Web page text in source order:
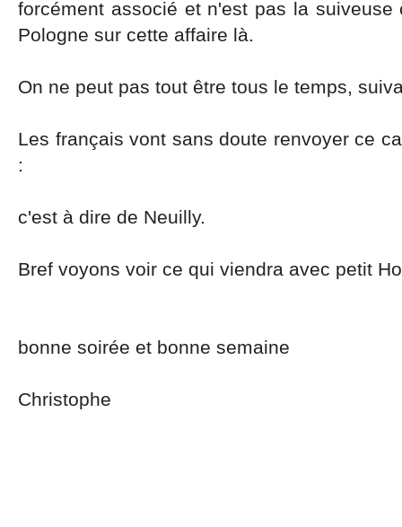
forcément associé et n'est pas la
Pologne sur cette affaire là.
On ne peut pas tout être tous le temps,
Les français vont sans doute renvoyer ce
:
c'est à dire de Neuilly.
Bref voyons voir ce qui viendra avec petit
bonne soirée et bonne semaine
Christophe